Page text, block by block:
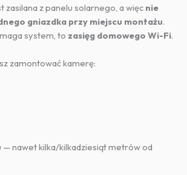
zasilana z panelu solarnego, a więc nie
gniazdka przy miejscu montażu.
system, to zasięg domowego Wi-Fi.
zamontować kamerę:
nawet kilka/kilkadziesiąt metrów od